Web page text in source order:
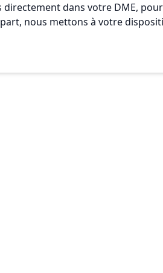
dans votre DME,
nous mettons à votre